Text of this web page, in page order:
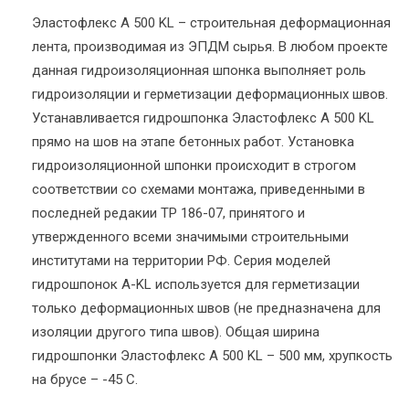
Эластофлекс A 500 KL – строительная деформационная
лента, производимая из ЭПДМ сырья. В любом проекте
данная гидроизоляционная шпонка выполняет роль
гидроизоляции и герметизации деформационных швов.
Устанавливается гидрошпонка Эластофлекс A 500 KL
прямо на шов на этапе бетонных работ. Установка
гидроизоляционной шпонки происходит в строгом
соответствии со схемами монтажа, приведенными в
последней редакии ТР 186-07, принятого и
утвержденного всеми значимыми строительными
институтами на территории РФ. Серия моделей
гидрошпонок A-KL используется для герметизации
только деформационных швов (не предназначена для
изоляции другого типа швов). Общая ширина
гидрошпонки Эластофлекс A 500 KL – 500 мм, хрупкость
на брусе – -45 С.